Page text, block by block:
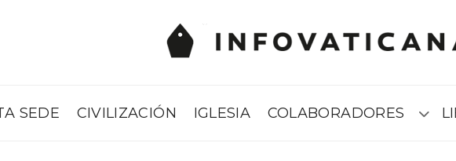
SEDE CIVILIZACIÓN IGLESIA COLABORADORES